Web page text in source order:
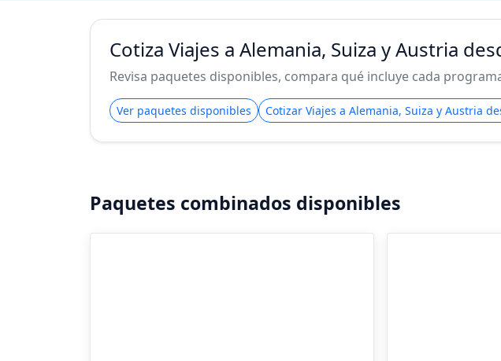
Cotiza Viajes a Alemania, Suiza y Austria
Revisa paquetes disponibles, compara qué incluye cada
Ver paquetes disponibles Cotizar Viajes a Alemania, Suiza y Austria
Paquetes combinados disponibles